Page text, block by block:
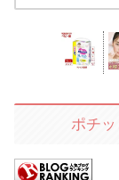
ポチ